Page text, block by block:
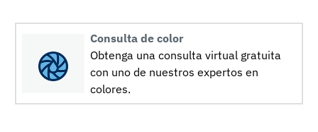
Consulta de color
Obtenga una consulta virtual gratuita
con uno de nuestros expertos en
colores.